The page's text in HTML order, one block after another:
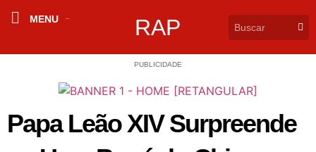
MENU RAP
PUBLICIDADE
Papa Leão XIV Surpreende